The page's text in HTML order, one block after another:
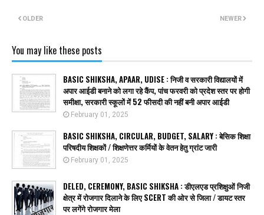
NEWER
OLDER
You may like these posts
BASIC SHIKSHA, APAAR, UDISE : निजी व सरकारी विद्यालयों में
अपार आईडी बनाने को लगा रहे कैंप, पांच फरवरी को प्रदेश स्तर पर होगी
समीक्षा, सरकारी स्कूलों में 52 फीसदी की नहीं बनी अपार आईडी
February 01, 2025
BASIC SHIKSHA, CIRCULAR, BUDGET, SALARY : बेसिक शिक्षा
परिषदीय शिक्षकों / शिक्षणेत्तर कर्मियों के वेतन हेतु ग्रांट जारी
February 01, 2025
DELED, CEREMONY, BASIC SHIKSHA : डीएलएड प्रशिक्षुओं निजी
क्षेत्र में रोजगार दिलाने के लिए SCERT की ओर से जिला / डायट स्तर
पर लगेंगे रोजगार मेला